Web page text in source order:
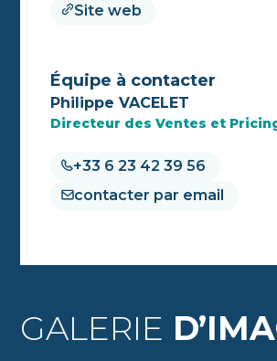
Site web
Équipe à contacter
Philippe VACELET
Directeur des Ventes et
+33 6 23 42 39 56
contacter par email
GALERIE